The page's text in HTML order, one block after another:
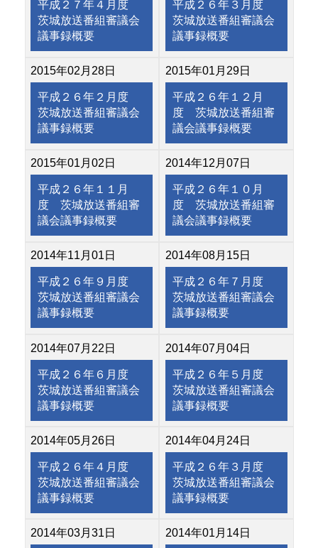
平成２７年４月度
茨城放送番組審議会
議事録概要
平成２６年３月度
茨城放送番組審議会
議事録概要
2015年02月28日
平成２６年２月度
茨城放送番組審議会
議事録概要
2015年01月29日
平成２６年１２月
度 茨城放送番組審
議会議事録概要
2015年01月02日
平成２６年１１月
度 茨城放送番組審
議会議事録概要
2014年12月07日
平成２６年１０月
度 茨城放送番組審
議会議事録概要
2014年11月01日
平成２６年９月度
茨城放送番組審議会
議事録概要
2014年08月15日
平成２６年７月度
茨城放送番組審議会
議事録概要
2014年07月22日
平成２６年６月度
茨城放送番組審議会
議事録概要
2014年07月04日
平成２６年５月度
茨城放送番組審議会
議事録概要
2014年05月26日
平成２６年４月度
茨城放送番組審議会
議事録概要
2014年04月24日
平成２６年３月度
茨城放送番組審議会
議事録概要
2014年03月31日 2014年01月14日